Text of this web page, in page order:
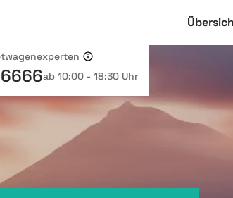
6666ab 10:00 - 18:30 Uhr